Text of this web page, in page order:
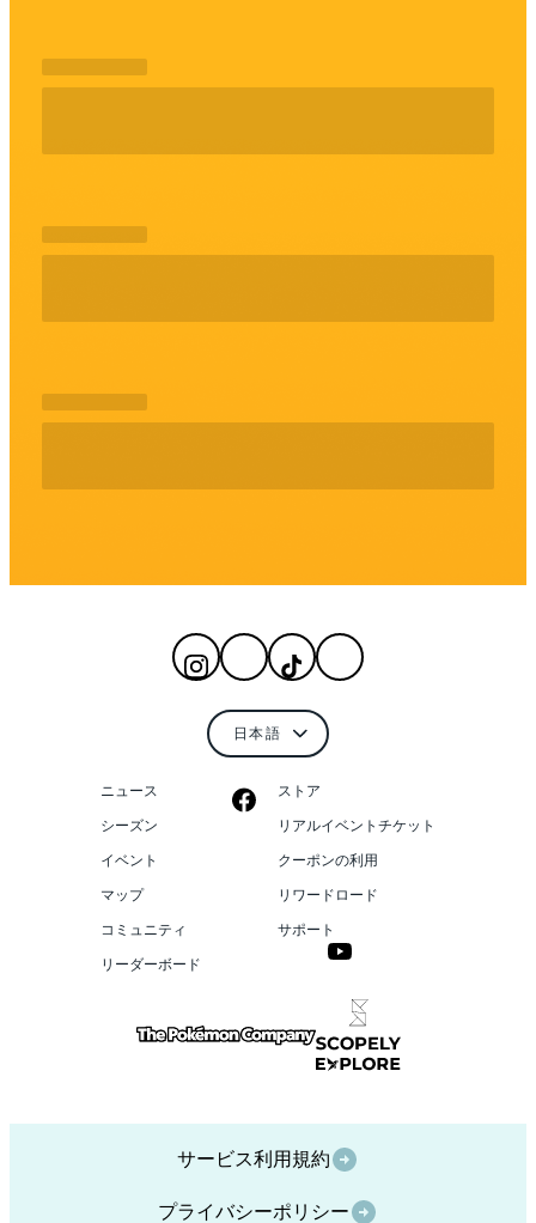
ニュース
シーズン
イベント
マップ
コミュニティ
リーダーボード
ストア
リアルイベントチケット
クーポンの利用
リワードロード
サポート
サービス利用規約
プライバシーポリシー